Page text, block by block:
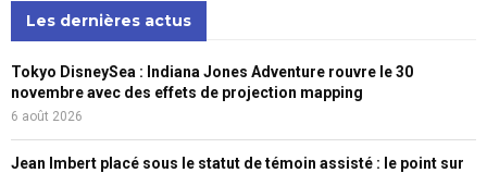
Les dernières actus
Tokyo DisneySea : Indiana Jones Adventure rouvre le 30
novembre avec des effets de projection mapping
6 août 2026
Jean Imbert placé sous le statut de témoin assisté : le point sur